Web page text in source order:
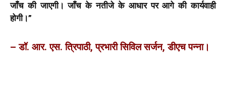
जाँच की जाएगी। जाँच के नतीजे के आधार पर आगे की कार्यवाही
होगी।”
– डॉ. आर. एस. त्रिपाठी, प्रभारी सिविल सर्जन, डीएच पन्ना।